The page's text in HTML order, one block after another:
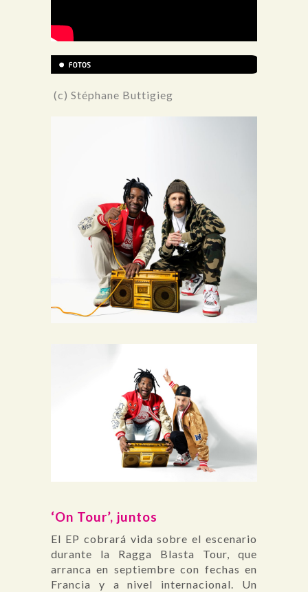
(c) Stéphane Buttigieg
‘On Tour’, juntos
El EP cobrará vida sobre el escenario
durante la Ragga Blasta Tour, que
arranca en septiembre con fechas en
Francia y a nivel internacional. Un